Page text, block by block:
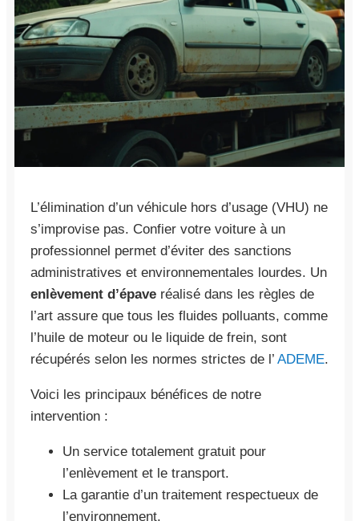
L’élimination d’un véhicule hors d’usage (VHU) ne
s’improvise pas. Confier votre voiture à un
professionnel permet d’éviter des sanctions
administratives et environnementales lourdes. Un
enlèvement d’épave réalisé dans les règles de
l’art assure que tous les fluides polluants, comme
l’huile de moteur ou le liquide de frein, sont
récupérés selon les normes strictes de l’ ADEME.
Voici les principaux bénéfices de notre
intervention :
Un service totalement gratuit pour
l’enlèvement et le transport.
La garantie d’un traitement respectueux de
l’environnement.